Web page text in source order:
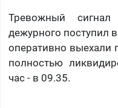
Тревожный
дежурного поступил
оперативно выехали
полностью
час - в 09.35.